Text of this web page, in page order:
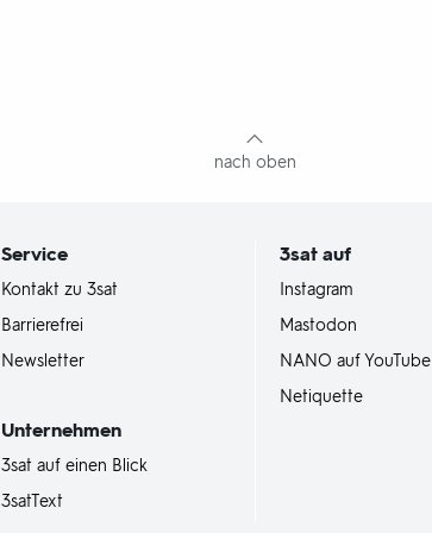
nach oben
Service
Kontakt zu 3sat
Barrierefrei
Newsletter
Unternehmen
3sat auf einen Blick
3satText
3sat auf
Instagram
Mastodon
NANO auf YouTube
Netiquette